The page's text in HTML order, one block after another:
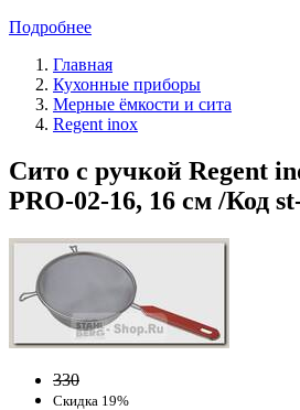
Подробнее
Главная
Кухонные приборы
Мерные ёмкости и сита
Regent inox
Сито с ручкой Regent
PRO-02-16, 16 см /Код
330
Скидка 19%